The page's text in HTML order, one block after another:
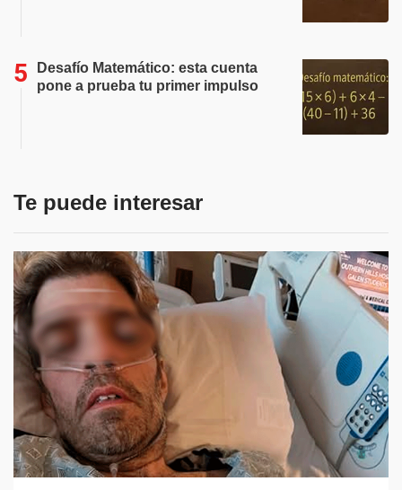
Desafío Matemático: esta cuenta
pone a prueba tu primer impulso
Te puede interesar